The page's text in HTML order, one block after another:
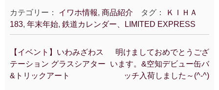
カテゴリー： イワホ情報, 商品紹介 タグ：
ＫＩＨＡ
183, 年末年始, 鉄道カレンダー、LIMITED EXPRESS
投
稿
ナ
【イベント】いわみざわス
テーション グラスシアター
&トリックアート
明けましておめでとうござ
います。&空知デビュー缶バ
ッチ入荷しました～(^-^)